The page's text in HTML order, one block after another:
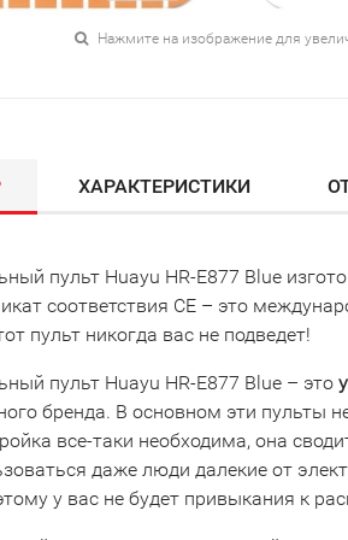
Нажмите на изображение для
ХАРАКТЕРИСТИКИ
пульт Huayu HR-E877 Blue
соответствия СЕ – это
пульт никогда вас не подведет!
пульт Huayu HR-E877 Blue – это
бренда. В основном эти пульты
все-таки необходима, она
даже люди далекие от
у вас не будет привыкания к